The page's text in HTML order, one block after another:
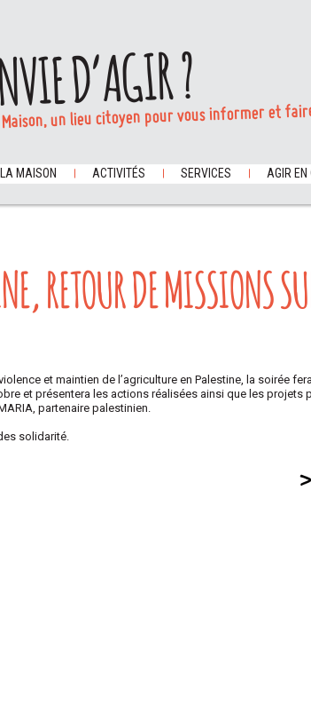
D’AGIR ?
un lieu citoyen pour vous informer et
LA MAISON ACTIVITÉS SERVICES AGIR EN
RETOUR DE MISSIONS
et maintien de l’agriculture en Palestine, la soirée
et présentera les actions réalisées ainsi que les projets
partenaire palestinien.
solidarité.